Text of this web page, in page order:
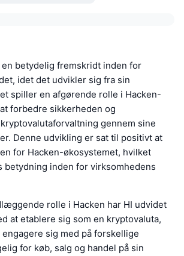
betydelig fremskridt inden for
idet det udvikler sig fra sin
spiller en afgørende rolle i Hacken-
forbedre sikkerheden og
gennem sine
Denne udvikling er sat til positivt at
for Hacken-økosystemet, hvilket
betydning inden for virksomhedens
rolle i Hacken har HI udvidet
at etablere sig som en kryptovaluta,
sig med på forskellige
for køb, salg og handel på sin